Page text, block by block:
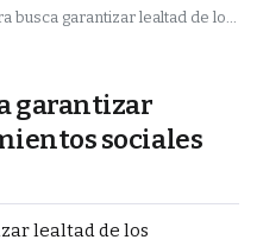
lealtad de los movimientos sociales afines
garantizar
sociales
lealtad de los